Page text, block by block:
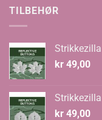
TILBEHØR
kr 49,00
kr 49,00